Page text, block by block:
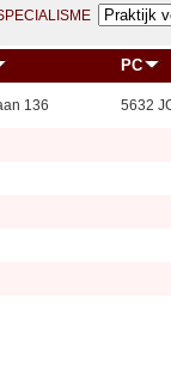
PC
136 5632